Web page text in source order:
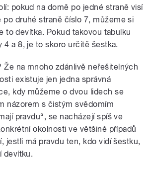
pokud na domě po jedné straně visí
po druhé straně číslo 7, můžeme si
to devítka. Pokud takovou tabulku
4 a 8, je to skoro určitě šestka.
Že na mnoho zdánlivě neřešitelných
existuje jen jedna správná
kdy můžeme o dvou lidech se
názorem s čistým svědomím
pravdu“, se nacházejí spíš ve
okolnosti ve většině případů
jestli má pravdu ten, kdo vidí šestku,
devítku.